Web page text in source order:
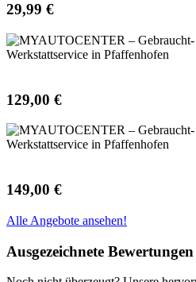
29,99 €
129,00 €
149,00 €
Alle Angebote ansehen!
Ausgezeichnete Bewertungen